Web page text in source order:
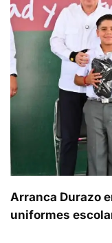
Arranca Durazo
uniformes